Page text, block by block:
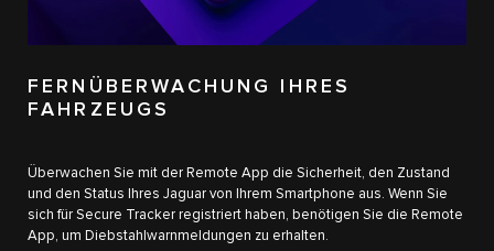
FERNÜBERWACHUNG IHRES
FAHRZEUGS
Überwachen Sie mit der Remote App die Sicherheit, den Zustand
und den Status Ihres Jaguar von Ihrem Smartphone aus. Wenn Sie
sich für Secure Tracker registriert haben, benötigen Sie die Remote
App, um Diebstahlwarnmeldungen zu erhalten.